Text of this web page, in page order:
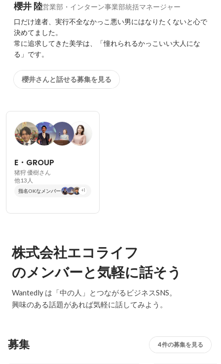
櫻井 陸営業部・インターン事業部統括マネージャー
口だけ達者、実行不全なかっこ悪い男にはなりたくないと心で
決めてました。
常に追求してきた美学は、「憧れられるかっこいい大人にな
る」です。
櫻井さんと話せる募集を見る
E・GROUP
猪狩 優樹さん
他13人
指名OKなメンバー +1
株式会社エコライフ
のメンバーと気軽に話そう
Wantedly は「中の人」とつながるビジネスSNS。
興味のある話題があれば気軽に話してみよう。
募集 4件の募集を見る